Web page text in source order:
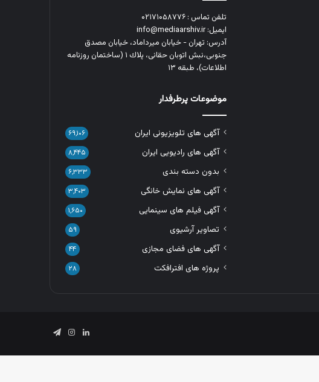
تلفن تماس : ۰۲۱۷۱۰۵۸۷۷۶
ایمیل: info@mediaarshiv.ir
آدرس: تهران - خیابان میرداماد، خیابان مصدق
جنوبی،نبش اتوبان حقانی، پلاك ١ (ساختمان روزنامه
اطلاعات)، طبقه ۱۳
موضوعات پرطرفدار
آگهی های تلویزیونی ایران ۶۹,۱۰۶
آگهی های رادیویی ایران ۸,۴۴۵
بدون دسته بندی ۶,۳۳۳
آگهی های نمایش خانگی ۳,۴۰۳
آگهی فیلم های سینمایی ۱,۶۵۰
تصاویر آرشیوی ۵۹
آگهی های فضای مجازی ۴۴
پروژه های افترافکت ۲۸
لینکدیناینستاگرام
تلگرام